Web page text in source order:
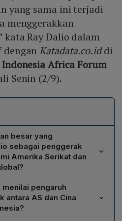
yang sama ini terjadi
menggerakkan
kata Ray Dalio dalam
dengan Katadata.co.iddi
Indonesia Africa Forum
Senin (2/9).
besar yang
sebagai penggerak
Amerika Serikat dan
lima kekuatan yang berulang
(1) uang berupa utang dan
harga serta
(2) siklus
menilai pengaruh
antara AS dan Cina